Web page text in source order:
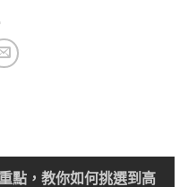
點，教你如何挑選到高